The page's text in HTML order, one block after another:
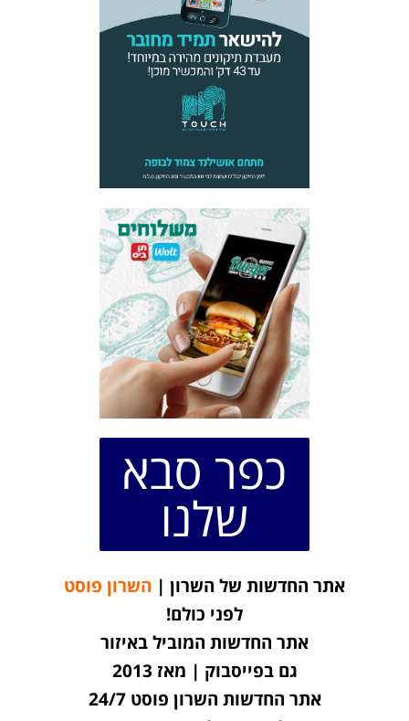
כפר סבא
שלנו
אתר החדשות של השרון | השרון פוסט
לפני כולם!
אתר החדשות המוביל באיזור
גם בפייסבוק | מאז 2013
אתר החדשות השרון פוסט 24/7